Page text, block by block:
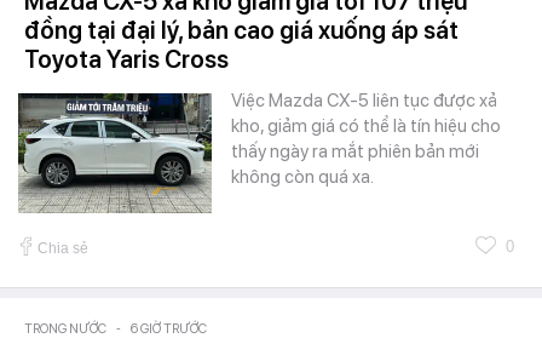
đồng tại đại lý, bản cao giá xuống áp sát
Toyota Yaris Cross
Việc Mazda CX-5 liên tục được xả
kho, giảm giá có thể là tín hiệu cho
thấy ngày ra mắt phiên bản mới
không còn quá xa.
Chia sẻ 0
TRONG NƯỚC - 6 GIỜ TRƯỚC